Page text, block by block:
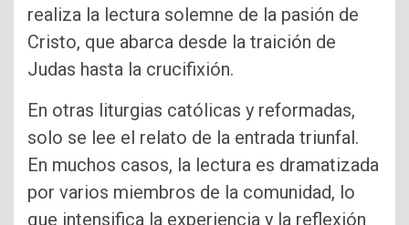
realiza la lectura solemne de la pasión de
Cristo, que abarca desde la traición de
Judas hasta la crucifixión.
En otras liturgias católicas y reformadas,
solo se lee el relato de la entrada triunfal.
En muchos casos, la lectura es dramatizada
por varios miembros de la comunidad, lo
que intensifica la experiencia y la reflexión